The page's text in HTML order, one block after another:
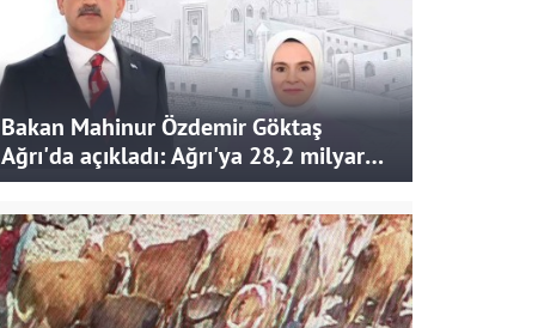
Bakan Mahinur Özdemir Göktaş
Ağrı'da açıkladı: Ağrı'ya 28,2 milyar
liralık yatırım ve destek sağlandı